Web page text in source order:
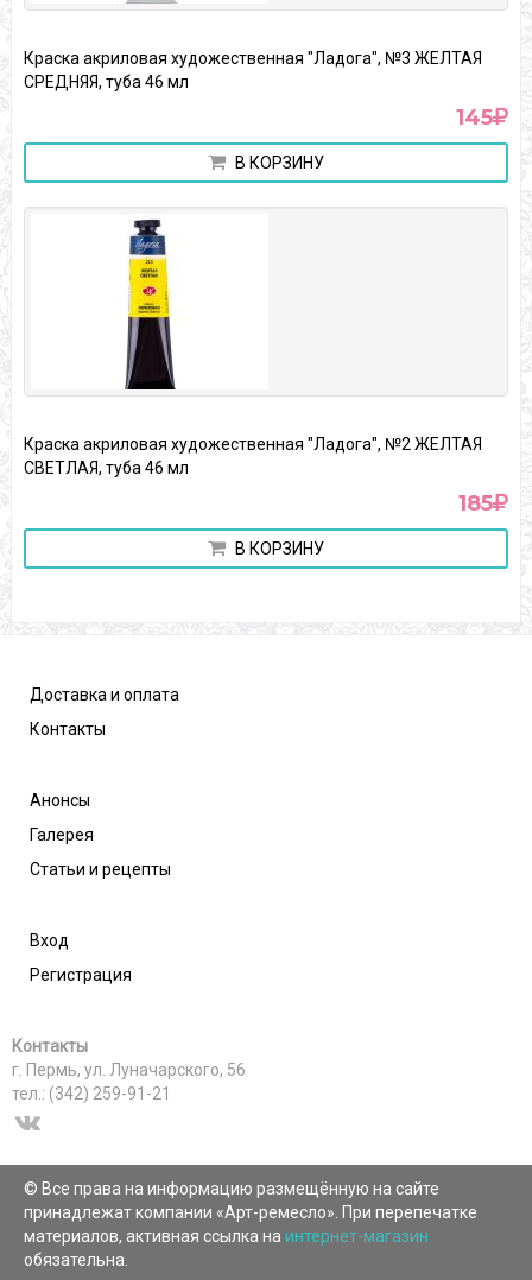
Краска акриловая художественная "Ладога", №3 ЖЕЛТАЯ
СРЕДНЯЯ, туба 46 мл
145
В КОРЗИНУ
Краска акриловая художественная "Ладога", №2 ЖЕЛТАЯ
СВЕТЛАЯ, туба 46 мл
185
В КОРЗИНУ
Доставка и оплата
Контакты
Анонсы
Галерея
Статьи и рецепты
Вход
Регистрация
Контакты
г. Пермь, ул. Луначарского, 56
тел.: (342) 259-91-21
© Все права на информацию размещённую на сайте
принадлежат компании «Арт-ремесло». При перепечатке
материалов, активная ссылка на интернет-магазин
обязательна.